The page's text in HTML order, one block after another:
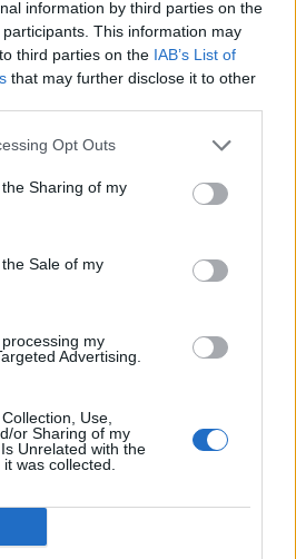
information by third parties on the
participants. This information may
third parties on the IAB’s List of
that may further disclose it to other
Opt Outs
Sharing of my
Sale of my
my
Advertising.
Use,
or Sharing of my
Unrelated with the
was collected.